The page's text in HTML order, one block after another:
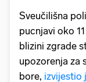
Sveučilišna
pucnjavi oko
blizini zgrade
upozorenja za
bore, izvijestio